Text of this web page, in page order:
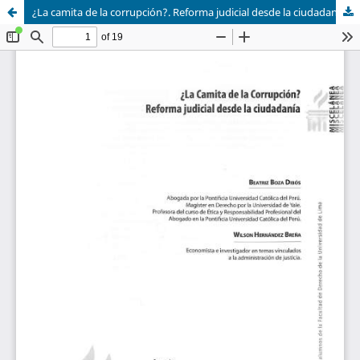
¿La camita de la corrupción?. Reforma judicial desde la ciudadanía